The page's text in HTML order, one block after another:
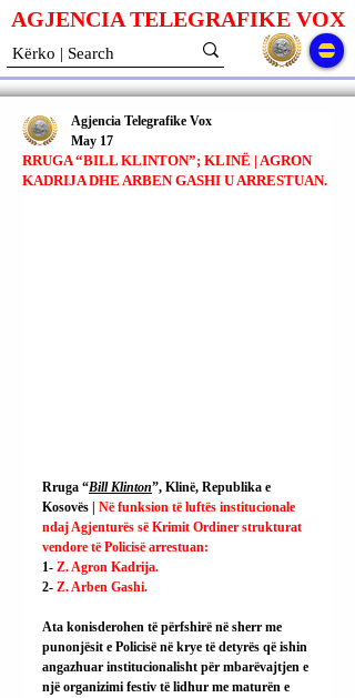
AGJENCIA TELEGRAFIKE VOX
RRUGA “BILL KLINTON”; KLINË | AGRON
KADRIJA DHE ARBEN GASHI U ARRESTUAN.
Agjencia Telegrafike Vox
May 17
Rruga “Bill Klinton”, Klinë, Republika e
Kosovës | Në funksion të luftës institucionale
ndaj Agjenturës së Krimit Ordiner strukturat
vendore të Policisë arrestuan:
1- Z. Agron Kadrija.
2- Z. Arben Gashi.
Ata konisderohen të përfshirë në sherr me
punonjësit e Policisë në krye të detyrës që ishin
angazhuar institucionalisht për mbarëvajtjen e
një organizimi festiv të lidhur me maturën e